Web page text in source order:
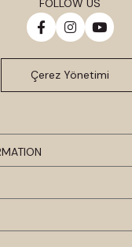
FOLLOW US
Çerez Yönetimi